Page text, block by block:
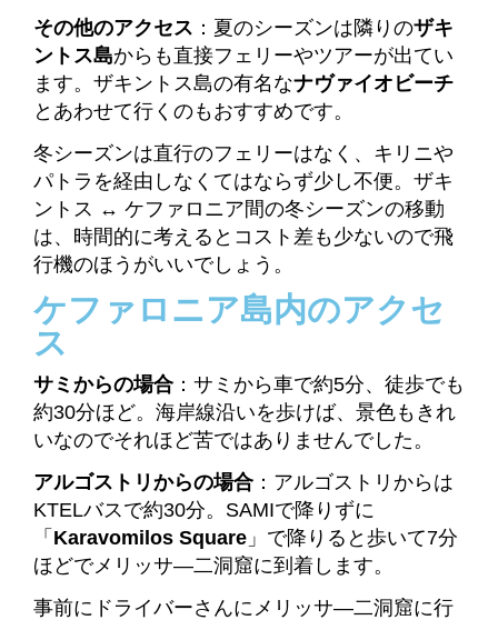
その他のアクセス ：夏のシーズンは隣りのザキ
ントス島からも直接フェリーやツアーが出てい
ます。ザキントス島の有名なナヴァイオビーチ
とあわせて行くのもおすすめです。
冬シーズンは直行のフェリーはなく、キリニや
パトラを経由しなくてはならず少し不便。ザキ
ントス ↔ ケファロニア間の冬シーズンの移動
は、時間的に考えるとコスト差も少ないので飛
行機のほうがいいでしょう。
ケファロニア島内のアクセ
ス
サミからの場合 ：サミから車で約5分、徒歩でも
約30分ほど。海岸線沿いを歩けば、景色もきれ
いなのでそれほど苦ではありませんでした。
アルゴストリからの場合 ：アルゴストリからは
KTELバスで約30分。 SAMIで降りずに
「 Karavomilos Square 」で降りると歩いて7分
ほどでメリッサ―二洞窟に到着します。
事前にドライバーさんにメリッサ―二洞窟に行